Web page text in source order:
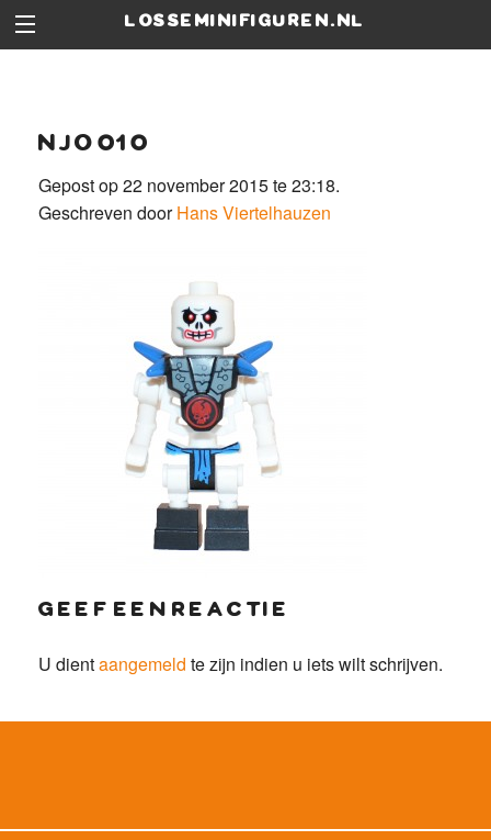
losseminifiguren.nl
njo010
Gepost op 22 november 2015 te 23:18.
Geschreven doorHans Viertelhauzen
geef een reactie
U dientaangemeld te zijn indien u iets wilt schrijven.